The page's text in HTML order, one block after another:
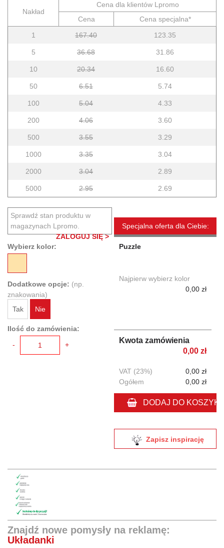
Nakład
Cena dla klientów Lpromo
Cena
Cena specjalna*
1
167.40 123.35
5 36.68 31.86
10 20.34 16.60
50 6.51 5.74
100 5.04 4.33
200 4.06 3.60
500 3.55 3.29
1000 3.35 3.04
2000 3.04 2.89
5000 2.95 2.69
Sprawdź stan produktu w
magazynach Lpromo.
ZALOGUJ SIĘ >
Wybierz kolor:
Dodatkowe opcje: (np.
znakowania)
Tak
Nie
Ilość do zamówienia:
-
+
Specjalna oferta dla Ciebie:
Puzzle
Najpierw wybierz kolor
0,00 zł
Kwota zamówienia
0,00 zł
VAT (23%)
0,00 zł
Ogółem
0,00 zł
DODAJ DO
Zapisz inspirację
Znajdź nowe pomysły na reklamę:
Układanki